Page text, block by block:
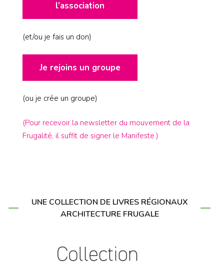
l’association
(et/ou je fais un don)
Je rejoins un groupe
(ou je crée un groupe)
(Pour recevoir la newsletter du mouvement de la
Frugalité, il suffit de signer le Manifeste.)
UNE COLLECTION DE LIVRES RÉGIONAUX
ARCHITECTURE FRUGALE